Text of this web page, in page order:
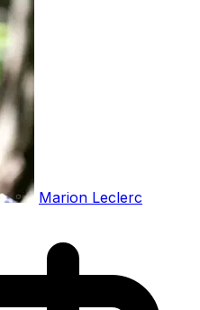
Marion Leclerc